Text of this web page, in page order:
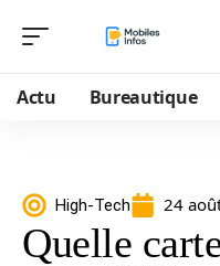
Actu Bureautique
High-Tech 24
Quelle